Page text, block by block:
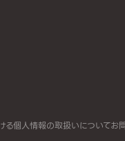
る個人情報の取扱いについてお